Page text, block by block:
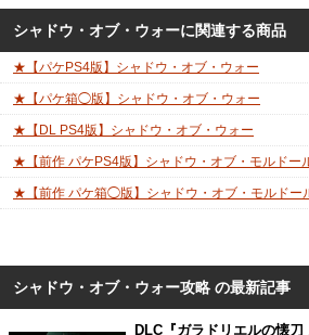
シャドウ・オブ・ウォーに関連する商品
【パケPS4版】シャドウ・オブ・ウォー
【パケ箱◯版】シャドウ・オブ・ウォー
【DL PS4版】シャドウ・オブ・ウォー
【前作 パケPS4版】シャドウ・オブ・モルドー
【前作 パケ箱◯版】シャドウ・オブ・モルドー
シャドウ・オブ・ウォー攻略 の最新記事
DLC『ガラドリエルの懐